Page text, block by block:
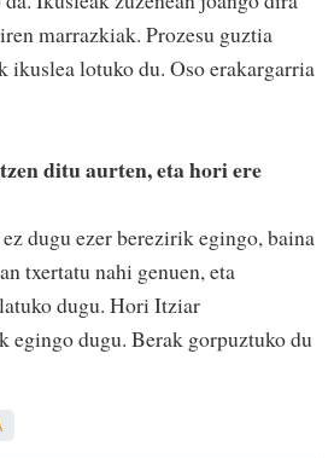
marrazkiak. Prozesu guztia
ikuslea lotuko du. Oso erakargarria
ditu aurten, eta hori ere
dugu ezer berezirik egingo, baina
txertatu nahi genuen, eta
dugu. Hori Itziar
egingo dugu. Berak gorpuztuko du